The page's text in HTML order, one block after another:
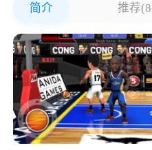
简介 推荐